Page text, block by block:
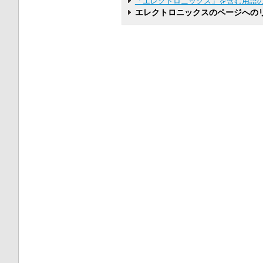
エレクトロニックスのページへの